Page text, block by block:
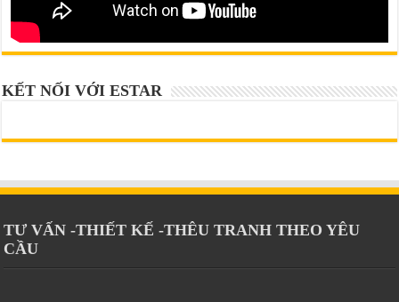
KẾT NỐI VỚI ESTAR
TƯ VẤN -THIẾT KẾ -THÊU TRANH THEO YÊU
CẦU